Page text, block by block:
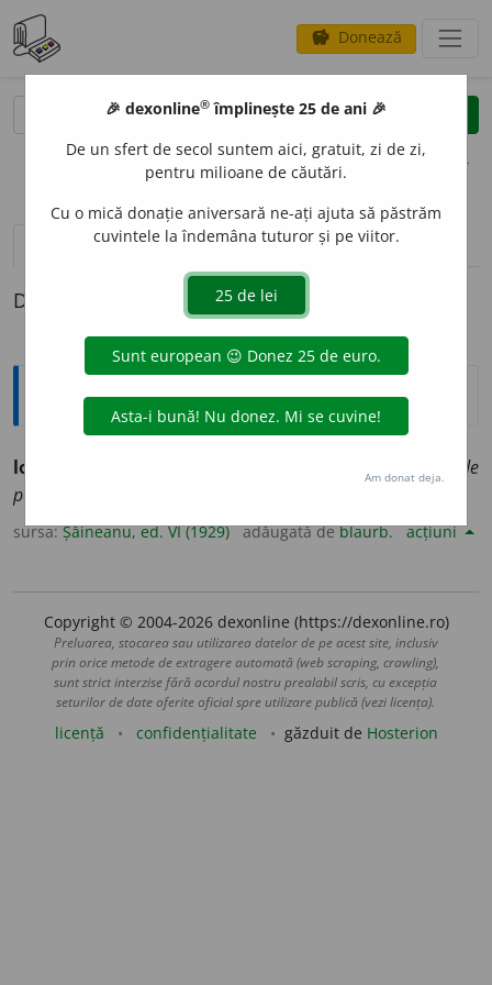
savings Donează
clear
opțiuni
definiții (1) pronunțievolume_up (50)
Definiția cu ID-ul 802392:
Explicative DEX
lot
loturi de
pământ;
sursa:Șăineanu, ed. VI (1929) adăugată deblaurb. acțiuni
Copyright © 2004-2026 dexonline (https://dexonline.ro)
Preluarea, stocarea sau utilizarea datelor de pe acest site, inclusiv
prin orice metode de extragere automată (web scraping, crawling),
sunt strict interzise fără acordul nostru prealabil scris, cu excepția
seturilor de date oferite oficial spre utilizare publică (vezi licența).
licență confidențialitate găzduit de Hosterion
🎉 dexonline® împlinește 25 de ani 🎉
De un sfert de secol suntem aici, gratuit, zi de zi,
pentru milioane de căutări.
Cu o mică donație aniversară ne-ați ajuta să păstrăm
cuvintele la îndemâna tuturor și pe viitor.
Am donat deja.